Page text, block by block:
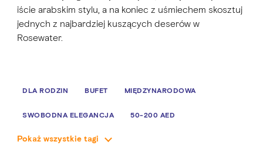
iście arabskim stylu, a na koniec z uśmiechem skosztuj
jednych z najbardziej kuszących deserów w
Rosewater.
DLA RODZIN BUFET MIĘDZYNARODOWA
SWOBODNA ELEGANCJA 50-200 AED
Pokaż wszystkie tagi